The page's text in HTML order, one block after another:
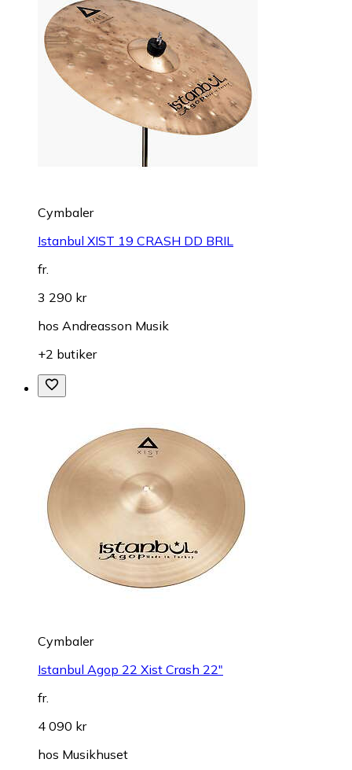
Cymbaler
Istanbul XIST 19 CRASH DD BRIL
fr.
3 290 kr
hos Andreasson Musik
+2 butiker
Cymbaler
Istanbul Agop 22 Xist Crash 22"
fr.
4 090 kr
hos Musikhuset